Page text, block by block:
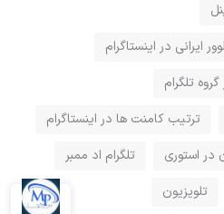
ایرانی در اینستاگرام
تلگرام
ترتیب کامنت ها در اینستاگرام
استوری
تلگرام اد ممبر
تلویزیون